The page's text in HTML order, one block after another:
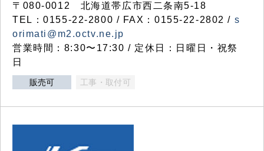
〒080-0012 北海道帯広市西二条南5-18
TEL：0155-22-2800 / FAX：0155-22-2802 / s
orimati@m2.octv.ne.jp
営業時間：8:30〜17:30 / 定休日：日曜日・祝祭
日
販売可 工事・取付可